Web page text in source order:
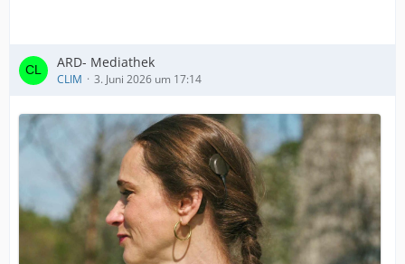
ARD- Mediathek
CLIM 3. Juni 2026 um 17:14